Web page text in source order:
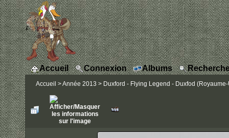
Accueil Connexion Albums
Accueil >Année 2013 > Duxford - Flying Legend - Duxfod